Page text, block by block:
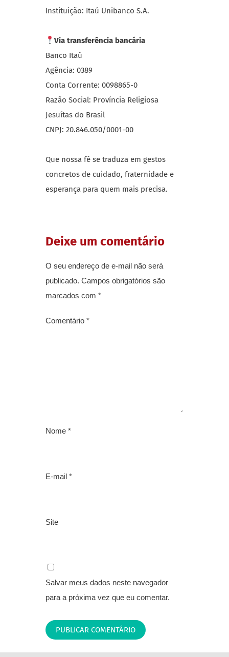
Instituição: Itaú Unibanco S.A.
Via transferência bancária
Banco Itaú
Agência: 0389
Conta Corrente: 0098865-0
Razão Social: Província Religiosa
Jesuítas do Brasil
CNPJ: 20.846.050/0001-00
Que nossa fé se traduza em gestos
concretos de cuidado, fraternidade e
esperança para quem mais precisa.
Deixe um comentário
O seu endereço de e-mail não será
publicado. Campos obrigatórios são
marcados com *
Comentário *
Nome *
E-mail *
Site
Salvar meus dados neste navegador
para a próxima vez que eu comentar.